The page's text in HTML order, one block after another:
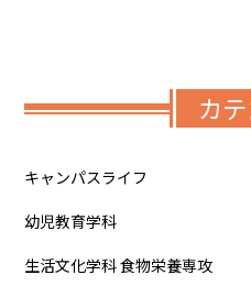
カ
キャンパスライフ
幼児教育学科
生活文化学科 食物栄養専攻